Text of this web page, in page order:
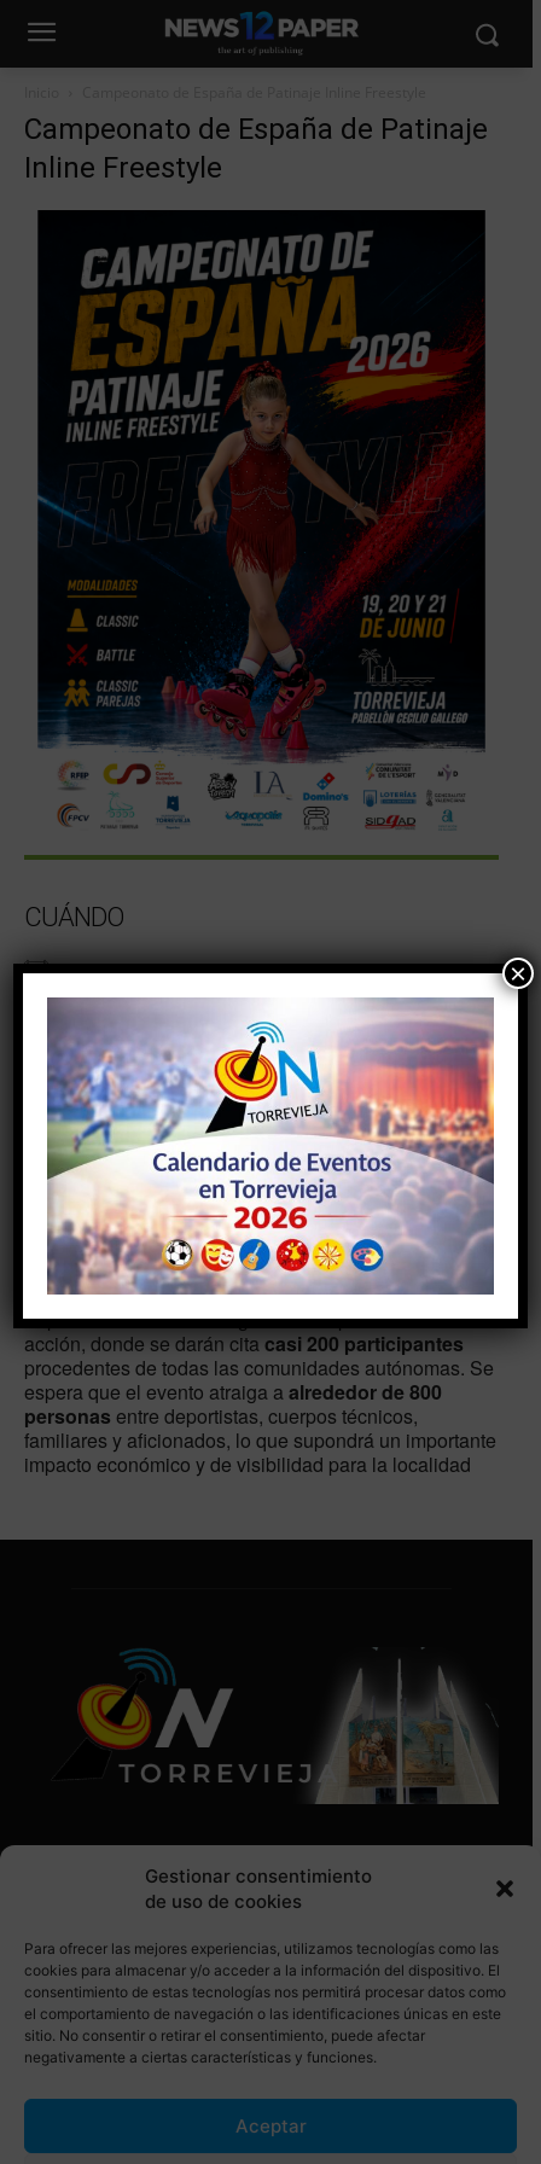
Gestionar consentimiento
de uso de cookies
Para ofrecer las mejores experiencias, utilizamos tecnologías como las
cookies para almacenar y/o acceder a la información del dispositivo. El
consentimiento de estas tecnologías nos permitirá procesar datos como
el comportamiento de navegación o las identificaciones únicas en este
sitio. No consentir o retirar el consentimiento, puede afectar
negativamente a ciertas características y funciones.
Aceptar
Campeonato de España de Patinaje
Inline Freestyle
CUÁNDO
20/06/2026
09:00 - 21:00
AÑADIR AL CALENDARIO
Descargar ICS Google Calendar
TIPO DE EVENTO
#deporte #patinaje #inline #eventos #campeonato
#turismo #Torrevieja
El pabellón Cecilio Gallego será el epicentro de la
acción, donde se darán citacasi 200 participantes
procedentes de todas las comunidades autónomas. Se
espera que el evento atraiga aalrededor de 800
personas entre deportistas, cuerpos técnicos,
familiares y aficionados, lo que supondrá un importante
impacto económico y de visibilidad para la localidad
SÍGUENOS EN REDES SOCIALES
© Torrevieja ON. Desarrollado por
×